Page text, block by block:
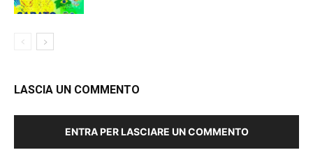
LASCIA UN COMMENTO
ENTRA PER LASCIARE UN COMMENTO